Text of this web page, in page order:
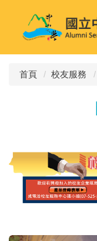
首頁 校友服務